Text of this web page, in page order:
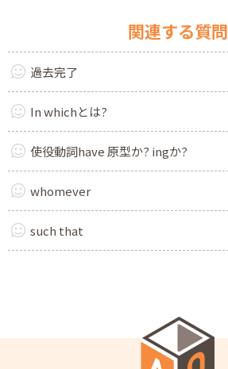
関連する質問
過去完了
In whichとは?
使役動詞have 原型か? ingか?
whomever
such that